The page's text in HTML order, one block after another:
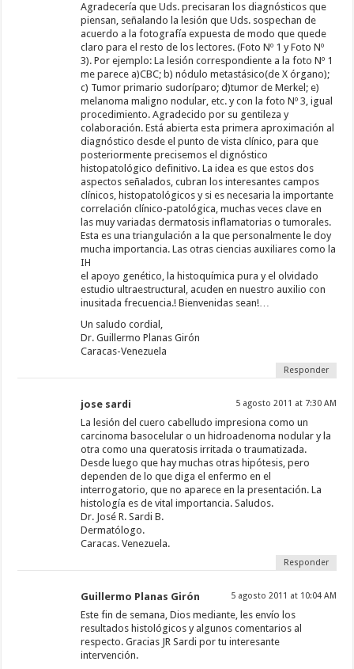
Agradecería que Uds. precisaran los diagnósticos que
piensan, señalando la lesión que Uds. sospechan de
acuerdo a la fotografía expuesta de modo que quede
claro para el resto de los lectores. (Foto Nº 1 y Foto Nº
3). Por ejemplo: La lesión correspondiente a la foto Nº 1
me parece a)CBC; b) nódulo metastásico(de X órgano);
c) Tumor primario sudoríparo; d)tumor de Merkel; e)
melanoma maligno nodular, etc. y con la foto Nº 3, igual
procedimiento. Agradecido por su gentileza y
colaboración. Está abierta esta primera aproximación al
diagnóstico desde el punto de vista clínico, para que
posteriormente precisemos el dignóstico
histopatológico definitivo. La idea es que estos dos
aspectos señalados, cubran los interesantes campos
clínicos, histopatológicos y si es necesaria la importante
correlación clínico-patológica, muchas veces clave en
las muy variadas dermatosis inflamatorias o tumorales.
Esta es una triangulación a la que personalmente le doy
mucha importancia. Las otras ciencias auxiliares como la
IH
el apoyo genético, la histoquímica pura y el olvidado
estudio ultraestructural, acuden en nuestro auxilio con
inusitada frecuencia.! Bienvenidas sean!…
Un saludo cordial,
Dr. Guillermo Planas Girón
Caracas-Venezuela
Responder
jose sardi 5 agosto 2011 at 7:30 AM
La lesión del cuero cabelludo impresiona como un
carcinoma basocelular o un hidroadenoma nodular y la
otra como una queratosis irritada o traumatizada.
Desde luego que hay muchas otras hipótesis, pero
dependen de lo que diga el enfermo en el
interrogatorio, que no aparece en la presentación. La
histología es de vital importancia. Saludos.
Dr. José R. Sardi B.
Dermatólogo.
Caracas. Venezuela.
Responder
Guillermo Planas Girón 5 agosto 2011 at 10:04 AM
Este fin de semana, Dios mediante, les envío los
resultados histológicos y algunos comentarios al
respecto. Gracias JR Sardi por tu interesante
intervención.